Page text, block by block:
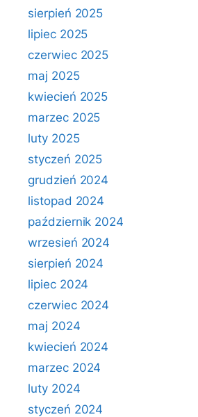
sierpień 2025
lipiec 2025
czerwiec 2025
maj 2025
kwiecień 2025
marzec 2025
luty 2025
styczeń 2025
grudzień 2024
listopad 2024
październik 2024
wrzesień 2024
sierpień 2024
lipiec 2024
czerwiec 2024
maj 2024
kwiecień 2024
marzec 2024
luty 2024
styczeń 2024